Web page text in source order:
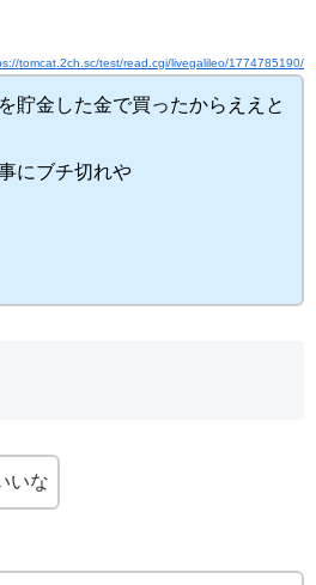
tomcat.2ch.sc/test/read.cgi/livegalileo/1774785190/
貯金した金で買ったからええと
にブチ切れや
いな